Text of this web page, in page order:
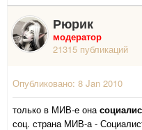
Рюрик
модератор
21315 публикаций
Опубликовано: 8 Jan 2010
только в МИВ-е она
соц. страна МИВ-а -